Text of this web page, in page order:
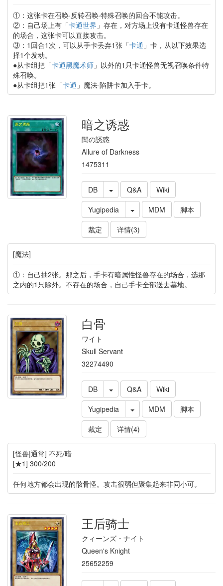
①：这张卡在召唤·反转召唤·特殊召唤的回合不能攻击。
②：自己场上有「卡通世界 」存在，对方场上没有卡通怪兽存在
的场合，这张卡可以直接攻击。
③：1回合1次，可以从手卡丢弃1张「卡通 」卡，从以下效果选
择1个发动。
●从卡组把「卡通黑魔术师」以外的1只卡通怪兽无视召唤条件特
殊召唤。
●从卡组把1张「卡通 」魔法·陷阱卡加入手卡。
暗之诱惑
闇の誘惑
Allure of Darkness
1475311
DB Q&A
Wiki
Yugipedia
MDM
脚本
裁定
详情(3)
[魔法]
①：自己抽2张。那之后，手卡有暗属性怪兽存在的场合，选那
之内的1只除外。不存在的场合，自己手卡全部送去墓地。
白骨
ワイト
Skull Servant
32274490
DB Q&A
Wiki
Yugipedia
MDM
脚本
裁定
详情(4)
[怪兽|通常] 不死/暗
[★1] 300/200
任何地方都会出现的骸骨怪。攻击很弱但聚集起来非同小可。
王后骑士
クィーンズ・ナイト
Queen's Knight
25652259